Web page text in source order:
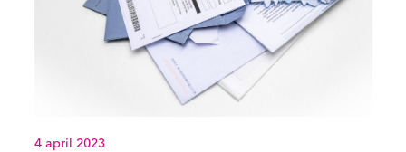
4 april 2023